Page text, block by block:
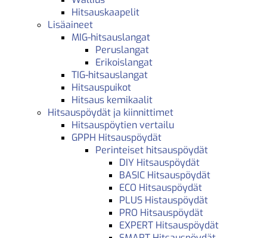
Hitsauskaapelit
Lisäaineet
MIG-hitsauslangat
Peruslangat
Erikoislangat
TIG-hitsauslangat
Hitsauspuikot
Hitsaus kemikaalit
Hitsauspöydät ja kiinnittimet
Hitsauspöytien vertailu
GPPH Hitsauspöydät
Perinteiset hitsauspöydät
DIY Hitsauspöydät
BASIC Hitsauspöydät
ECO Hitsauspöydät
PLUS Histauspöydät
PRO Hitsauspöydät
EXPERT Hitsauspöydät